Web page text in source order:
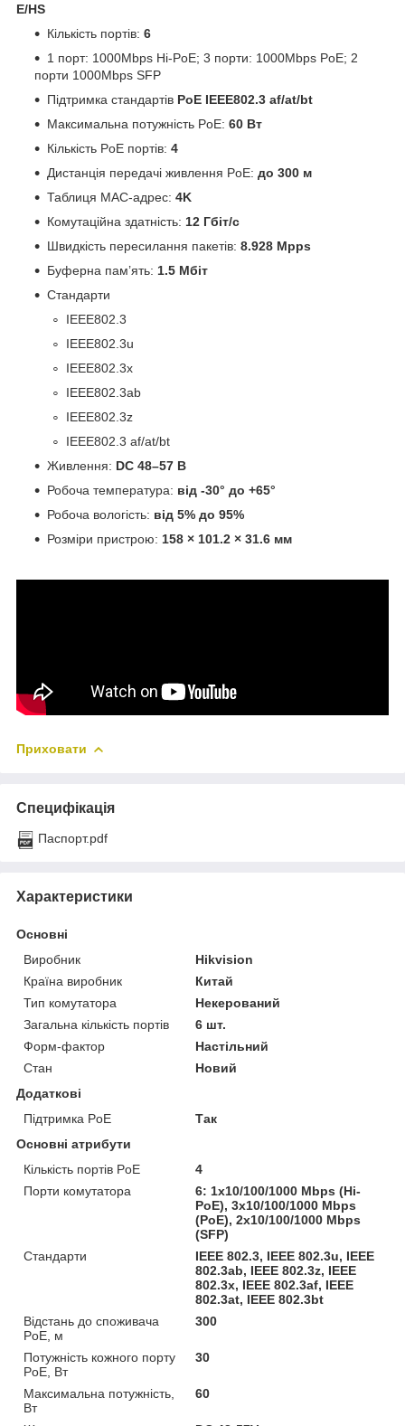
E/HS
Кількість портів: 6
1 порт: 1000Mbps Hi-PoE; 3 порти: 1000Mbps PoE; 2
порти 1000Mbps SFP
Підтримка стандартів PoE IEEE802.3 af/at/bt
Максимальна потужність PoE: 60 Вт
Кількість PoE портів: 4
Дистанція передачі живлення PoE: до 300 м
Таблиця MAC-адрес: 4K
Комутаційна здатність: 12 Гбіт/с
Швидкість пересилання пакетів: 8.928 Mpps
Буферна пам’ять: 1.5 Мбіт
Стандарти
IEEE802.3
IEEE802.3u
IEEE802.3x
IEEE802.3ab
IEEE802.3z
IEEE802.3 af/at/bt
Живлення: DC 48–57 В
Робоча температура: від -30° до +65°
Робоча вологість: від 5% до 95%
Розміри пристрою: 158 × 101.2 × 31.6 мм
Приховати
Специфікація
Паспорт.pdf
Характеристики
Основні
Виробник
Hikvision
Країна виробник
Китай
Тип комутатора
Некерований
Загальна кількість портів
6 шт.
Форм-фактор
Настільний
Стан
Новий
Додаткові
Підтримка PoE
Так
Основні атрибути
Кількість портів PoE
4
Порти комутатора
6: 1x10/100/1000 Mbps (Hi-
PoE), 3x10/100/1000 Mbps
(PoE), 2x10/100/1000 Mbps
(SFP)
Стандарти
IEEE 802.3, IEEE 802.3u, IEEE
802.3ab, IEEE 802.3z, IEEE
802.3x, IEEE 802.3af, IEEE
802.3at, IEEE 802.3bt
Відстань до споживача
PoE, м
300
Потужність кожного порту
PoE, Вт
30
Максимальна потужність,
Вт
60